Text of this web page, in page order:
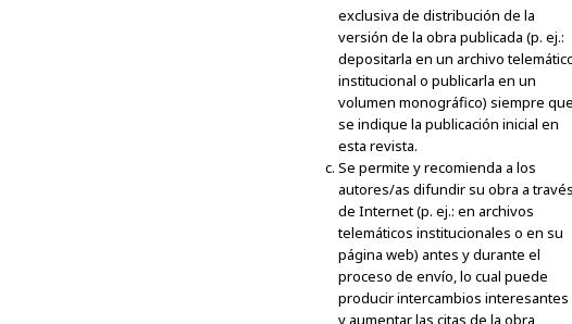
exclusiva de distribución de la
versión de la obra publicada (p. ej.:
depositarla en un archivo
institucional o publicarla en un
volumen monográfico) siempre
se indique la publicación inicial en
esta revista.
Se permite y recomienda a los
autores/as difundir su obra a
de Internet (p. ej.: en archivos
telemáticos institucionales o en su
página web) antes y durante el
proceso de envío, lo cual puede
producir intercambios interesantes
y aumentar las citas de la obra